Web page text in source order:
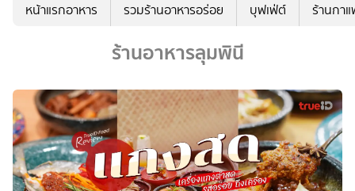
หน้าแรกอาหาร รวมร้านอาหารอร่อย บุฟเฟ่ต์ ร้านกา
ร้านอาหารลุมพินี